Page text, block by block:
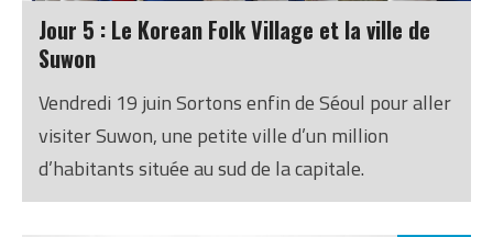
Jour 5 : Le Korean Folk Village et la ville de
Suwon
Vendredi 19 juin Sortons enfin de Séoul pour aller
visiter Suwon, une petite ville d’un million
d’habitants située au sud de la capitale.